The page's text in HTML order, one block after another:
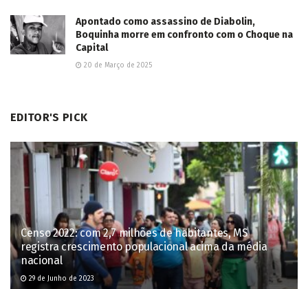
Apontado como assassino de Diabolin,
Boquinha morre em confronto com o Choque na
Capital
20 de Março de 2025
EDITOR'S PICK
Censo 2022: com 2,7 milhões de habitantes, MS
registra crescimento populacional acima da média
nacional
29 de Junho de 2023